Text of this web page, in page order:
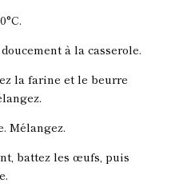
à la casserole.
la farine et le beurre
Mélangez.
battez les œufs, puis